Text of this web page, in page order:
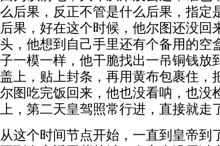
么后果，反正不管是什么后果，指定
后果，好在这个时候，他尔图还没回
头，他想到自己手里还有个备用的空
子一模一样，他干脆找出一吊铜钱放
盖上，贴上封条，再用黄布包裹住，
尔图吃完饭回来，他也没看呐，也没
上，第二天皇驾照常行进，直接就走
从这个时间节点开始，一直到皇帝到